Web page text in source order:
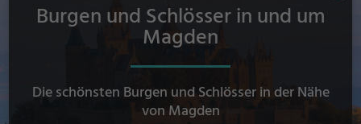
Burgen und Schlösser in und um
Magden
Die schönsten Burgen und Schlösser in der Nähe
von Magden